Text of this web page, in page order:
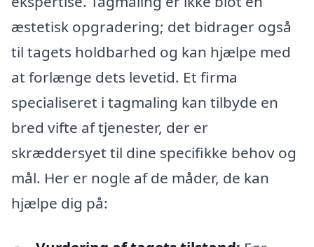
æstetisk opgradering; det bidrager også
til tagets holdbarhed og kan hjælpe med
at forlænge dets levetid. Et firma
specialiseret i tagmaling kan tilbyde en
bred vifte af tjenester, der er
skræddersyet til dine specifikke behov og
mål. Her er nogle af de måder, de kan
hjælpe dig på: